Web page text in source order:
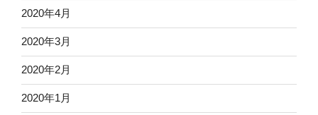
2020年4月
2020年3月
2020年2月
2020年1月